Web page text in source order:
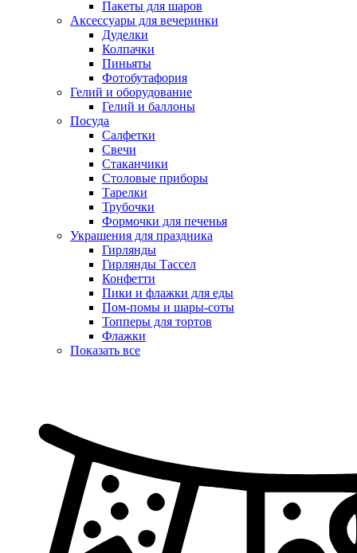
Пакеты для шаров
Аксессуары для вечеринки
Дуделки
Колпачки
Пиньяты
Фотобутафория
Гелий и оборудование
Гелий и баллоны
Посуда
Салфетки
Свечи
Стаканчики
Столовые приборы
Тарелки
Трубочки
Формочки для печенья
Украшения для праздника
Гирлянды
Гирлянды Тассел
Конфетти
Пики и флажки для еды
Пом-помы и шары-соты
Топперы для тортов
Флажки
Показать все